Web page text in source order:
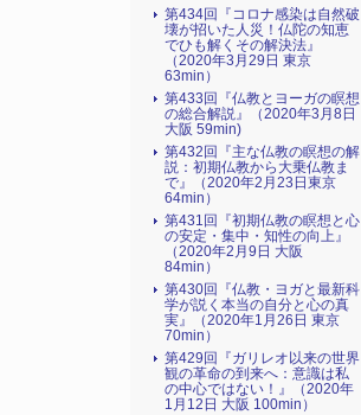
第434回『コロナ感染は自然破
壊が招いた人災！仏陀の知恵
でひも解くその解決法』
（2020年3月29日 東京
63min）
第433回『仏教とヨーガの瞑想
の総合解説』（2020年3月8日
大阪 59min)
第432回『主な仏教の瞑想の解
説：初期仏教から大乗仏教ま
で』（2020年2月23日東京
64min）
第431回『初期仏教の瞑想と心
の安定・集中・知性の向上』
（2020年2月9日 大阪
84min）
第430回『仏教・ヨガと最新科
学が説く本当の自分と心の真
実』（2020年1月26日 東京
70min）
第429回『ガリレオ以来の世界
観の革命の到来へ：意識は私
の中心ではない！』（2020年
1月12日 大阪 100min）